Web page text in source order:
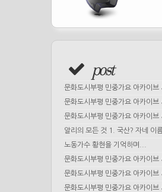
post
문화도시부평 민중가요 아카이
문화도시부평 민중가요 아카이
문화도시부평 민중가요 아카이
알리의 모든 것 1. 국산? 자네 이
노동가수 황현을 기억하며...
문화도시부평 민중가요 아카이
문화도시부평 민중가요 아카이
문화도시부평 민중가요 아카이